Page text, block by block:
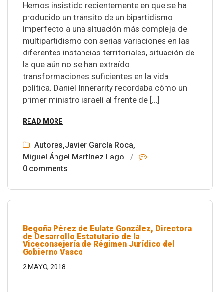
Hemos insistido recientemente en que se ha
producido un tránsito de un bipartidismo
imperfecto a una situación más compleja de
multipartidismo con serias variaciones en las
diferentes instancias territoriales, situación de
la que aún no se han extraído
transformaciones suficientes en la vida
política. Daniel Innerarity recordaba cómo un
primer ministro israelí al frente de […]
READ MORE
Autores,Javier García Roca,
Miguel Ángel Martínez Lago
/
0 comments
Begoña Pérez de Eulate González, Directora
de Desarrollo Estatutario de la
Viceconsejería de Régimen Jurídico del
Gobierno Vasco
2 MAYO, 2018